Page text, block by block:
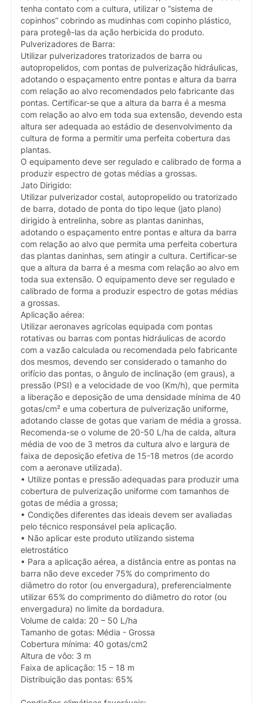
tenha contato com a cultura, utilizar o “sistema de
copinhos” cobrindo as mudinhas com copinho plástico,
para protegê-las da ação herbicida do produto.
Pulverizadores de Barra:
Utilizar pulverizadores tratorizados de barra ou
autopropelidos, com pontas de pulverização hidráulicas,
adotando o espaçamento entre pontas e altura da barra
com relação ao alvo recomendados pelo fabricante das
pontas. Certificar-se que a altura da barra é a mesma
com relação ao alvo em toda sua extensão, devendo esta
altura ser adequada ao estádio de desenvolvimento da
cultura de forma a permitir uma perfeita cobertura das
plantas.
O equipamento deve ser regulado e calibrado de forma a
produzir espectro de gotas médias a grossas.
Jato Dirigido:
Utilizar pulverizador costal, autopropelido ou tratorizado
de barra, dotado de ponta do tipo leque (jato plano)
dirigido à entrelinha, sobre as plantas daninhas,
adotando o espaçamento entre pontas e altura da barra
com relação ao alvo que permita uma perfeita cobertura
das plantas daninhas, sem atingir a cultura. Certificar-se
que a altura da barra é a mesma com relação ao alvo em
toda sua extensão. O equipamento deve ser regulado e
calibrado de forma a produzir espectro de gotas médias
a grossas.
Aplicação aérea:
Utilizar aeronaves agrícolas equipada com pontas
rotativas ou barras com pontas hidráulicas de acordo
com a vazão calculada ou recomendada pelo fabricante
dos mesmos, devendo ser considerado o tamanho do
orifício das pontas, o ângulo de inclinação (em graus), a
pressão (PSI) e a velocidade de voo (Km/h), que permita
a liberação e deposição de uma densidade mínima de 40
gotas/cm² e uma cobertura de pulverização uniforme,
adotando classe de gotas que variam de média a grossa.
Recomenda-se o volume de 20-50 L/ha de calda, altura
média de voo de 3 metros da cultura alvo e largura de
faixa de deposição efetiva de 15-18 metros (de acordo
com a aeronave utilizada).
• Utilize pontas e pressão adequadas para produzir uma
cobertura de pulverização uniforme com tamanhos de
gotas de média a grossa;
• Condições diferentes das ideais devem ser avaliadas
pelo técnico responsável pela aplicação.
• Não aplicar este produto utilizando sistema
eletrostático
• Para a aplicação aérea, a distância entre as pontas na
barra não deve exceder 75% do comprimento do
diâmetro do rotor (ou envergadura), preferencialmente
utilizar 65% do comprimento do diâmetro do rotor (ou
envergadura) no limite da bordadura.
Volume de calda: 20 – 50 L/ha
Tamanho de gotas: Média - Grossa
Cobertura mínima: 40 gotas/cm2
Altura de vôo: 3 m
Faixa de aplicação: 15 – 18 m
Distribuição das pontas: 65%